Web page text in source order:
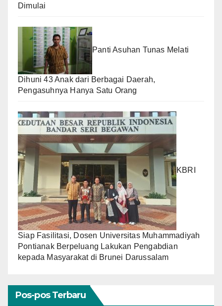
Dimulai
Panti Asuhan Tunas Melati
Dihuni 43 Anak dari Berbagai Daerah,
Pengasuhnya Hanya Satu Orang
KBRI
Siap Fasilitasi, Dosen Universitas Muhammadiyah
Pontianak Berpeluang Lakukan Pengabdian
kepada Masyarakat di Brunei Darussalam
Pos-pos Terbaru